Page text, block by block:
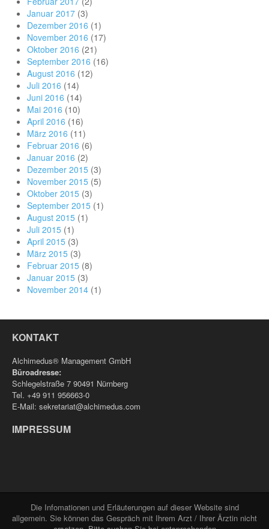
Januar 2017 (3)
Dezember 2016 (1)
November 2016 (17)
Oktober 2016 (21)
September 2016 (16)
August 2016 (12)
Juli 2016 (14)
Juni 2016 (14)
Mai 2016 (10)
April 2016 (16)
März 2016 (11)
Februar 2016 (6)
Januar 2016 (2)
Dezember 2015 (3)
November 2015 (5)
Oktober 2015 (3)
September 2015 (1)
August 2015 (1)
Juli 2015 (1)
April 2015 (3)
März 2015 (3)
Februar 2015 (8)
Januar 2015 (3)
November 2014 (1)
KONTAKT
Alchimedus® Management GmbH
Büroadresse:
Schlegelstraße 7 90491 Nürnberg
Tel. +49 911 956663-0
E-Mail: sekretariat@alchimedus.com
IMPRESSUM
Die Infomationen und Erläuterungen auf dieser Website sind
allgemein. Sie können das Gespräch mit Ihrem Arzt / Ihrer Ärztin nicht